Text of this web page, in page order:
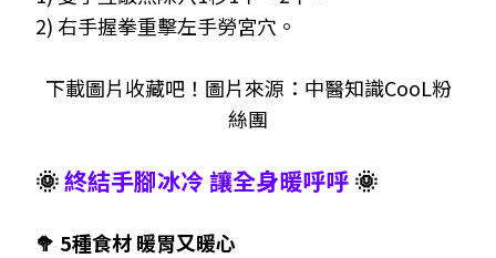
2) 右手握拳重擊左手勞宮穴。
下載圖片收藏吧！ 圖片來源 ： 中醫知識CooL粉
絲團
🌞終結手腳冰冷 讓全身暖呼呼 🌞
🥦 5種食材 暖胃又暖心